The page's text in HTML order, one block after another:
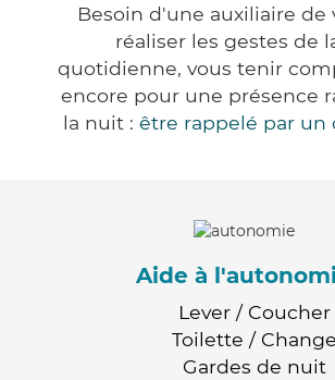
Besoin d'une auxiliaire de
réaliser les gestes de
quotidienne, vous tenir
encore pour une présence
la nuit : être rappelé par un
Aide à
Lever / Coucher
Toilette / Change
Gardes de nuit